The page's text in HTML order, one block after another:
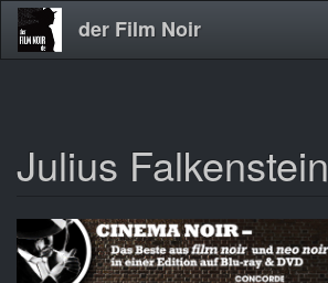
Direkt
zum
der Film Noir
Julius Falkenstein